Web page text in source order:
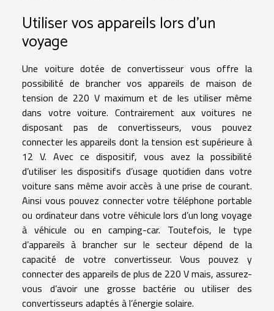
Utiliser vos appareils lors d’un
voyage
Une voiture dotée de convertisseur vous offre la
possibilité de brancher vos appareils de maison de
tension de 220 V maximum et de les utiliser même
dans votre voiture. Contrairement aux voitures ne
disposant pas de convertisseurs, vous pouvez
connecter les appareils dont la tension est supérieure à
12 V. Avec ce dispositif, vous avez la possibilité
d’utiliser les dispositifs d’usage quotidien dans votre
voiture sans même avoir accès à une prise de courant.
Ainsi vous pouvez connecter votre téléphone portable
ou ordinateur dans votre véhicule lors d’un long voyage
à véhicule ou en camping-car. Toutefois, le type
d’appareils à brancher sur le secteur dépend de la
capacité de votre convertisseur. Vous pouvez y
connecter des appareils de plus de 220 V mais, assurez-
vous d’avoir une grosse bactérie ou utiliser des
convertisseurs adaptés à l’énergie solaire.